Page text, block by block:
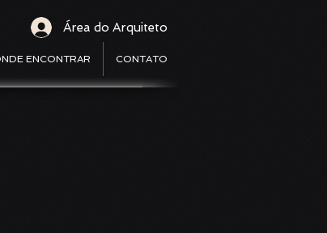
Área do Arquiteto
ENCONTRAR CONTATO